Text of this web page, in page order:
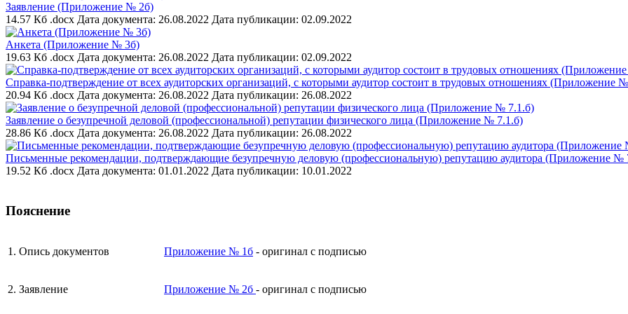
Заявление (Приложение № 2б)
14.57 Кб .docx Дата документа: 26.08.2022 Дата публикации: 02.09.2022
Анкета (Приложение № 3б)
19.63 Кб .docx Дата документа: 26.08.2022 Дата публикации: 02.09.2022
Справка-подтверждение от всех аудиторских организаций, с которыми аудитор состоит в трудовых отношениях (Приложение
20.94 Кб .docx Дата документа: 26.08.2022 Дата публикации: 26.08.2022
Заявление о безупречной деловой (профессиональной) репутации физического лица (Приложение № 7.1.б)
28.86 Кб .docx Дата документа: 26.08.2022 Дата публикации: 26.08.2022
Письменные рекомендации, подтверждающие безупречную деловую (профессиональную) репутацию аудитора (Приложение №
19.52 Кб .docx Дата документа: 01.01.2022 Дата публикации: 10.01.2022
Пояснение
1. Опись документов Приложение № 1б - оригинал с подписью
2. Заявление Приложение № 2б - оригинал с подписью